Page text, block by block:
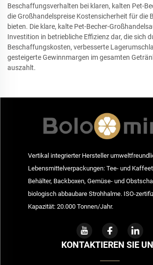
Beschaffungsverhalten bei klaren, kalten Pet-
die Großhandelspreise Kostensicherheit für die
bieten. Die klare, kalte Pet-Becher-
Investition in betriebliche Effizienz dar, die sich
Beschaffungskosten, verbesserte
gesteigerte Gewinnmargen im gesamten
auszahlt.
Vertikal integrierter Hersteller
Lebensmittelverpackungen: Tee- und
Behälter, Backboxen, Gemüse- und
biologisch abbaubare Strohhalme. ISO-
Kapazität: 20.000 Tonnen/Jahr.
KONTAKTIEREN SIE